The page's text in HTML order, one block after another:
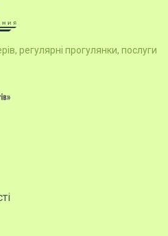
регулярні прогулянки, послуги